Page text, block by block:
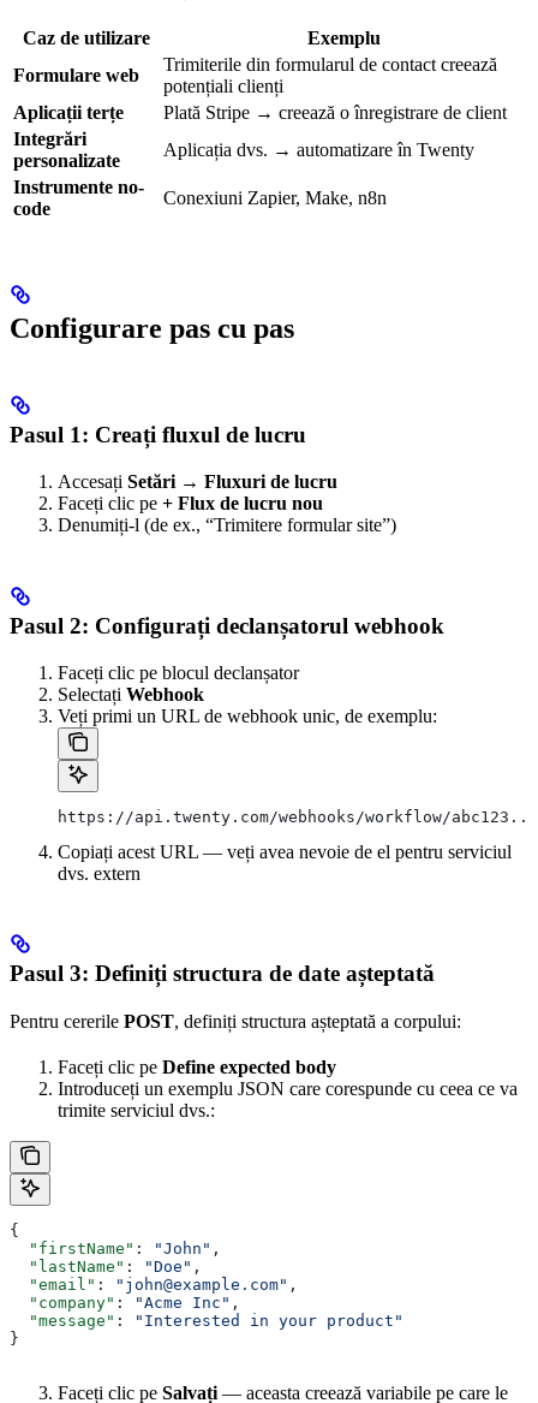
Caz de utilizare
Exemplu
Formulare web
Trimiterile din formularul de contact creează
potențiali clienți
Aplicații terțe
Plată Stripe → creează o înregistrare de client
Integrări
personalizate
Aplicația dvs. → automatizare în Twenty
Instrumente no-
code
Conexiuni Zapier, Make, n8n
Configurare pas cu pas
Pasul 1: Creați fluxul de lucru
Accesați Setări → Fluxuri de lucru
Faceți clic pe + Flux de lucru nou
Denumiți-l (de ex., “Trimitere formular site”)
Pasul 2: Configurați declanșatorul webhook
Faceți clic pe blocul declanșator
Selectați Webhook
Veți primi un URL de webhook unic, de exemplu:
https://api.twenty.com/webhooks/workflow/abc123...
Copiați acest URL — veți avea nevoie de el pentru serviciul
dvs. extern
Pasul 3: Definiți structura de date așteptată
Pentru cererile POST, definiți structura așteptată a corpului:
Faceți clic pe Define expected body
Introduceți un exemplu JSON care corespunde cu ceea ce va
trimite serviciul dvs.:
{
  "firstName"
: "John" ,
  "lastName"
: "Doe" ,
  "email"
: "john@example.com" ,
  "company"
: "Acme Inc" ,
  "message"
:
"Interested in your product"
}
Faceți clic pe Salvați — aceasta creează variabile pe care le